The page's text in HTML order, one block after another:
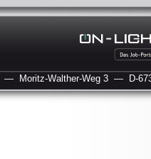
— Moritz-Walther-Weg 3 — D-